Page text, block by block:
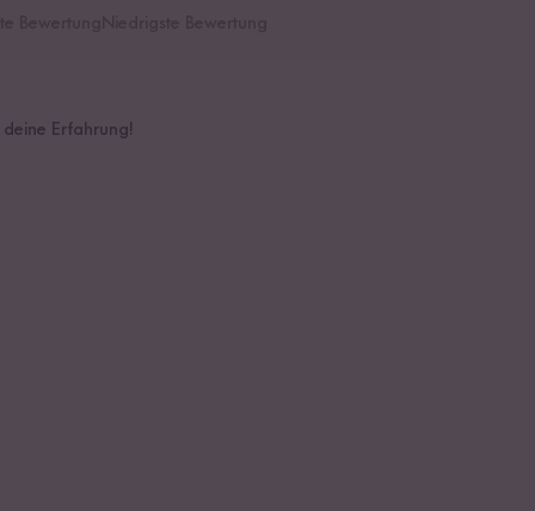
Erfahrung!